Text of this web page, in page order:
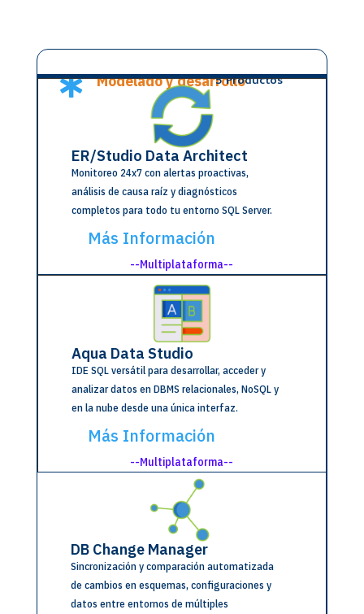
 Modelado y desarrollo5 Productos
ER/Studio Data Architect
Monitoreo 24x7 con alertas proactivas,
análisis de causa raíz y diagnósticos
completos para todo tu entorno SQL Server.
Más Información
--Multiplataforma--
Aqua Data Studio
IDE SQL versátil para desarrollar, acceder y
analizar datos en DBMS relacionales, NoSQL y
en la nube desde una única interfaz.
Más Información
--Multiplataforma--
DB Change Manager
Sincronización y comparación automatizada
de cambios en esquemas, configuraciones y
datos entre entornos de múltiples